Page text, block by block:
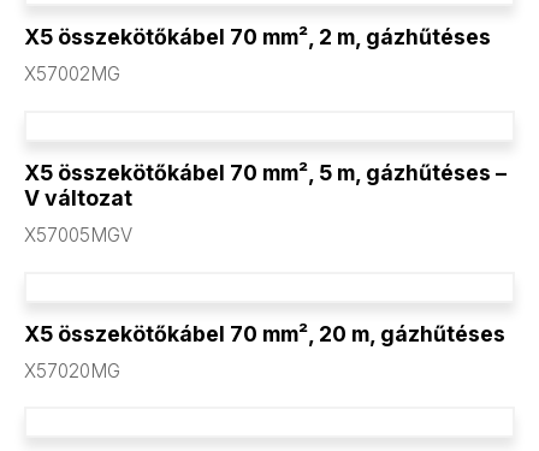
X5 összekötőkábel 70 mm², 2 m, gázhűtéses
X57002MG
X5 összekötőkábel 70 mm², 5 m, gázhűtéses –
V változat
X57005MGV
X5 összekötőkábel 70 mm², 20 m, gázhűtéses
X57020MG